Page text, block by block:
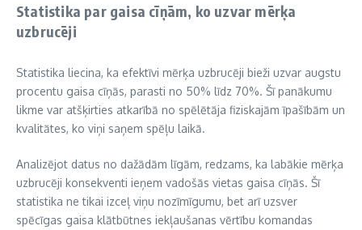
Statistika par gaisa cīņām, ko uzvar mērķa
uzbrucēji
Statistika liecina, ka efektīvi mērķa uzbrucēji bieži uzvar augstu
procentu gaisa cīņās, parasti no 50% līdz 70%. Šī panākumu
likme var atšķirties atkarībā no spēlētāja fiziskajām īpašībām un
kvalitātes, ko viņi saņem spēļu laikā.
Analizējot datus no dažādām līgām, redzams, ka labākie mērķa
uzbrucēji konsekventi ieņem vadošās vietas gaisa cīņās. Šī
statistika ne tikai izceļ viņu nozīmīgumu, bet arī uzsver
spēcīgas gaisa klātbūtnes iekļaušanas vērtību komandas